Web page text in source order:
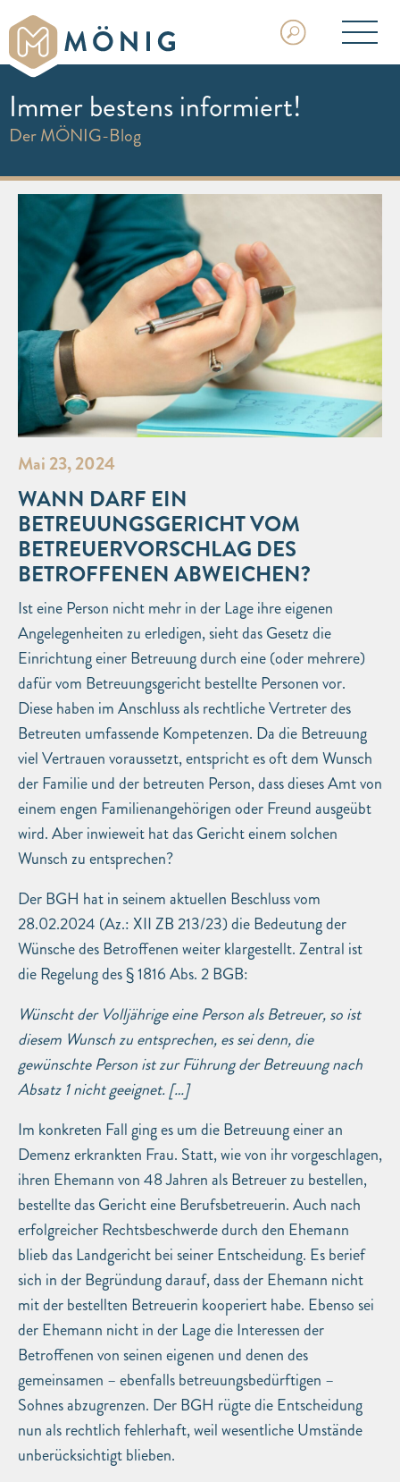
Immer bestens informiert!
Der MÖNIG-Blog
Mai 23, 2024
WANN DARF EIN
BETREUUNGSGERICHT VOM
BETREUERVORSCHLAG DES
BETROFFENEN ABWEICHEN?
Ist eine Person nicht mehr in der Lage ihre eigenen
Angelegenheiten zu erledigen, sieht das Gesetz die
Einrichtung einer Betreuung durch eine (oder mehrere)
dafür vom Betreuungsgericht bestellte Personen vor.
Diese haben im Anschluss als rechtliche Vertreter des
Betreuten umfassende Kompetenzen. Da die Betreuung
viel Vertrauen voraussetzt, entspricht es oft dem Wunsch
der Familie und der betreuten Person, dass dieses Amt von
einem engen Familienangehörigen oder Freund ausgeübt
wird. Aber inwieweit hat das Gericht einem solchen
Wunsch zu entsprechen?
Der BGH hat in seinem aktuellen Beschluss vom
28.02.2024 (Az.: XII ZB 213/23) die Bedeutung der
Wünsche des Betroffenen weiter klargestellt. Zentral ist
die Regelung des § 1816 Abs. 2 BGB:
Wünscht der Volljährige eine Person als Betreuer, so ist
diesem Wunsch zu entsprechen, es sei denn, die
gewünschte Person ist zur Führung der Betreuung nach
Absatz 1 nicht geeignet. […]
Im konkreten Fall ging es um die Betreuung einer an
Demenz erkrankten Frau. Statt, wie von ihr vorgeschlagen,
ihren Ehemann von 48 Jahren als Betreuer zu bestellen,
bestellte das Gericht eine Berufsbetreuerin. Auch nach
erfolgreicher Rechtsbeschwerde durch den Ehemann
blieb das Landgericht bei seiner Entscheidung. Es berief
sich in der Begründung darauf, dass der Ehemann nicht
mit der bestellten Betreuerin kooperiert habe. Ebenso sei
der Ehemann nicht in der Lage die Interessen der
Betroffenen von seinen eigenen und denen des
gemeinsamen – ebenfalls betreuungsbedürftigen –
Sohnes abzugrenzen. Der BGH rügte die Entscheidung
nun als rechtlich fehlerhaft, weil wesentliche Umstände
unberücksichtigt blieben.